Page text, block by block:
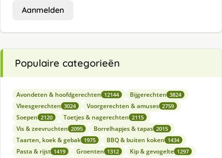
Aanmelden
Populaire categorieën
Avondeten & hoofdgerechten 12144 Bijgerechten 3824
Vleesgerechten 3024 Voorgerechten & amuses 2759
Soepen 2120 Toetjes & nagerechten 2115
Vis & zeevruchten 2095 Borrelhapjes & tapas 2015
Taarten, koek & gebak 1975 BBQ & buiten koken 1434
Pasta & rijst 1419 Groenten 1312 Kip & gevogelte 1297